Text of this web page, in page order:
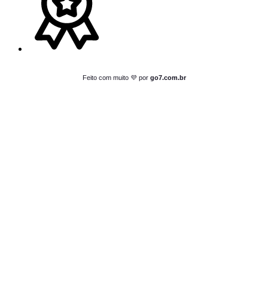
Feito com muito 💜 por go7.com.br